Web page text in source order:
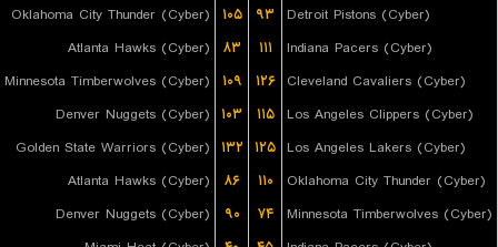
Oklahoma City Thunder (Cyber)
۱۰۵ ۹۳
Detroit Pistons (Cyber)
Atlanta Hawks (Cyber)
۸۳ ۱۱۱
Indiana Pacers (Cyber)
Minnesota Timberwolves (Cyber)
۱۰۹ ۱۲۶
Cleveland Cavaliers (Cyber)
Denver Nuggets (Cyber) ۱۰۳ ۱۱۵
Los Angeles Clippers (Cyber)
Golden State Warriors (Cyber) ۱۳۲ ۱۲۵ Los Angeles Lakers (Cyber)
Atlanta Hawks (Cyber)
۸۶ ۱۱۰
Oklahoma City Thunder (Cyber)
Denver Nuggets (Cyber)
۹۰ ۷۴
Minnesota Timberwolves (Cyber)